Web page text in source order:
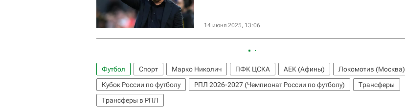
14 июня 2025, 13:06
Футбол Спорт Марко Николич ПФК ЦСКА АЕК (Афины)
Локомотив (Москва)
Кубок России по футболу
РПЛ 2026-2027 (Чемпионат России по футболу)
Трансферы
Трансферы в РПЛ